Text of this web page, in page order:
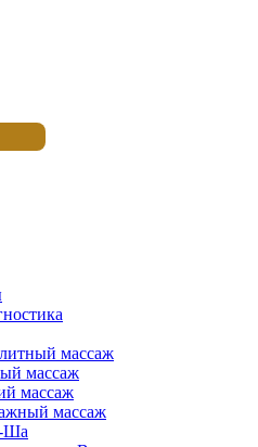
массаж
массаж
массаж
массаж
Ша